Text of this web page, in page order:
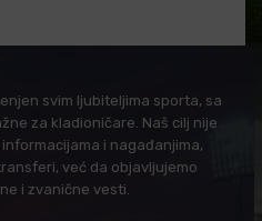
svim ljubiteljima sporta, sa
za kladioničare. Naš cilj nije
i nagađanjima,
već da objavljujemo
i zvanične vesti.